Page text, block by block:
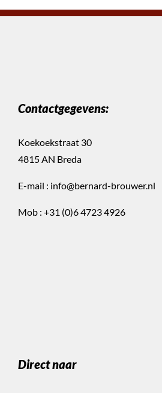
Contactgegevens:
Koekoekstraat 30
4815 AN Breda
E-mail : info@bernard-brouwer.nl
Mob : +31 (0)6 4723 4926
Direct naar